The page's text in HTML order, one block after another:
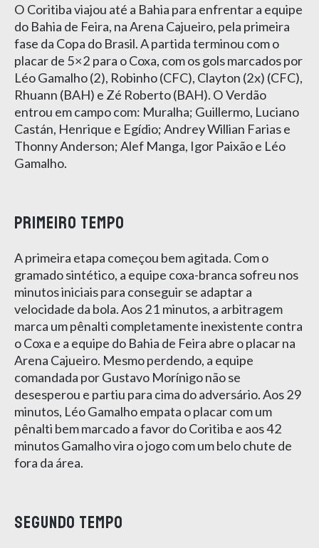
O Coritiba viajou até a Bahia para enfrentar a equipe
do Bahia de Feira, na Arena Cajueiro, pela primeira
fase da Copa do Brasil. A partida terminou com o
placar de 5×2 para o Coxa, com os gols marcados por
Léo Gamalho (2), Robinho (CFC), Clayton (2x) (CFC),
Rhuann (BAH) e Zé Roberto (BAH). O Verdão
entrou em campo com: Muralha; Guillermo, Luciano
Castán, Henrique e Egídio; Andrey Willian Farias e
Thonny Anderson; Alef Manga, Igor Paixão e Léo
Gamalho.
PRIMEIRO TEMPO
A primeira etapa começou bem agitada. Com o
gramado sintético, a equipe coxa-branca sofreu nos
minutos iniciais para conseguir se adaptar a
velocidade da bola. Aos 21 minutos, a arbitragem
marca um pênalti completamente inexistente contra
o Coxa e a equipe do Bahia de Feira abre o placar na
Arena Cajueiro. Mesmo perdendo, a equipe
comandada por Gustavo Morínigo não se
desesperou e partiu para cima do adversário. Aos 29
minutos, Léo Gamalho empata o placar com um
pênalti bem marcado a favor do Coritiba e aos 42
minutos Gamalho vira o jogo com um belo chute de
fora da área.
SEGUNDO TEMPO